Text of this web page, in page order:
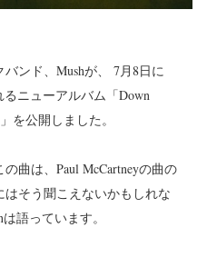
ンド、Mushが、 7月8日に
るニューアルバム「Down
を公開しました。
曲は、Paul McCartneyの曲の
そう聞こえないかもしれな
語っています。